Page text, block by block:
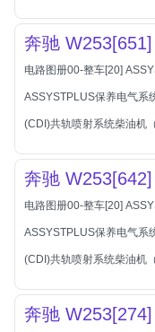
标致
标致
标致-进口
比亚迪
比亚迪
比亚迪-海外版
比亚迪商用车
比速
C
创维
奔驰
电路图册00-整车[20]
ASSYSTPLUS保养电气系
(CDI)共轨喷射系统柴油机
奔驰
电路图册00-整车[20]
ASSYSTPLUS保养电气系
(CDI)共轨喷射系统柴油机
奔驰